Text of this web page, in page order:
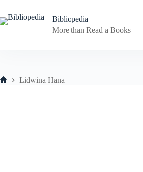
content
Bibliopedia
More than Read a Books
Lidwina Hana